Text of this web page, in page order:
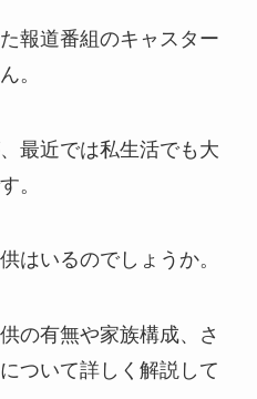
報道番組のキャスター
。
最近では私生活でも大
。
はいるのでしょうか。
の有無や家族構成、さ
ついて詳しく解説して